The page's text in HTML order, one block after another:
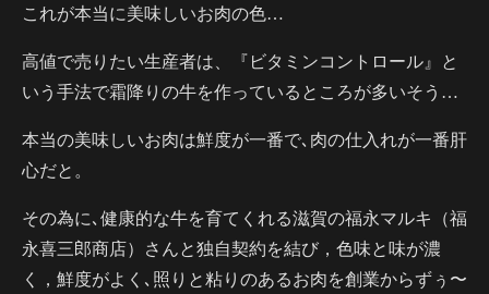
これが本当に美味しいお肉の色…
高値で売りたい生産者は、『ビタミンコントロール』と
いう手法で霜降りの牛を作っているところが多いそう…
本当の美味しいお肉は鮮度が一番で､肉の仕入れが一番肝
心だと。
その為に､健康的な牛を育てくれる滋賀の福永マルキ（福
永喜三郎商店）さんと独自契約を結び，色味と味が濃
く，鮮度がよく､照りと粘りのあるお肉を創業からずぅ〜